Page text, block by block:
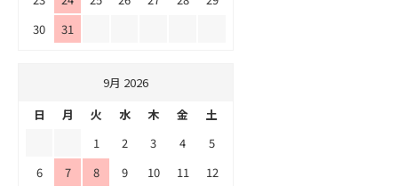
30
31
9月 2026
日
月 火 水 木 金
土
1
2 3 4
5
6
7 8 9 10 11
12